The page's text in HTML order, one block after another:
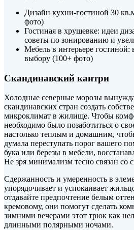
Дизайн кухни-гостиной 30
фото)
Гостиная в хрущевке: идеи
советы по зонированию и
Мебель в интерьере
выбору (100+ фото)
Скандинавский кантри
Холодные северные морозы
скандинавских стран создать
микроклимат в жилище. Чтобы
необходимо было позаботиться о
настолько теплым и домашним,
думала переступать порог вашего
бука или березы в мебели,
Не зря минимализм тесно связан со
Сдержанность и умеренность в
упорядочивает и успокаивает
отдавайте предпочтение белым
кремовому, они помогут сделать
зимними вечерами этот трюк как
длинными полярными ночами.